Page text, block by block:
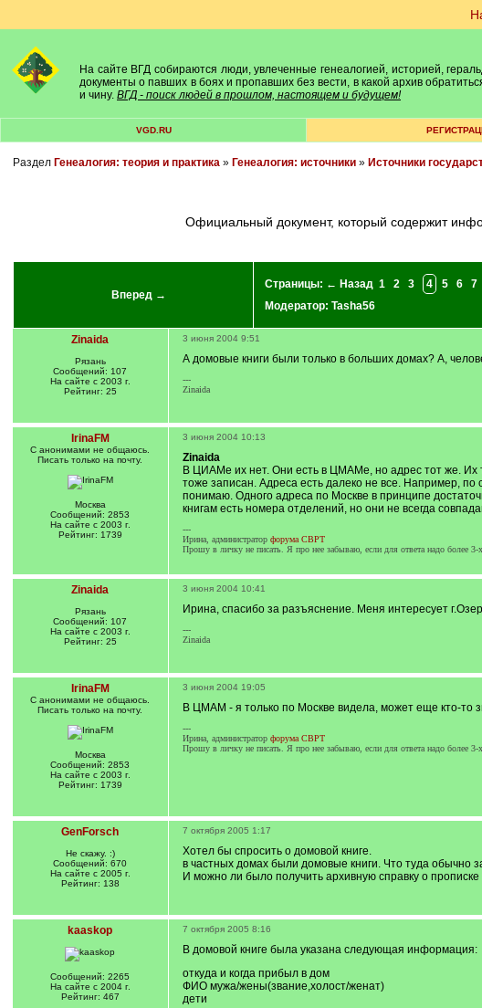
На сайте ВГД собираются люди, увлеченные генеалогией, историей,
документы о павших в боях и пропавших без вести, в какой архив
и чину. ВГД - поиск людей в прошлом, настоящем и будущем!
VGD.RU
Раздел Генеалогия: теория и практика» Генеалогия: источники» Источники
Официальный документ, который содержит
Вперед →
Страницы: ← Назад 1 2 3 4 5 6 7
Модератор: Tasha56
Zinaida
Рязань
Сообщений: 107
На сайте с 2003 г.
Рейтинг: 25
3 июня 2004 9:51
А домовые книги были только в больших домах? А,
---
Zinaida
IrinaFM
С анонимами не общаюсь.
Писать только на почту.
Москва
Сообщений: 2853
На сайте с 2003 г.
Рейтинг: 1739
3 июня 2004 10:13
Zinaida
В ЦИАМе их нет. Они есть в ЦМАМе, но адрес тот же. Их
тоже записан. Адреса есть далеко не все. Например, по
понимаю. Одного адреса по Москве в принципе
книгам есть номера отделений, но они не всегда
---
Ирина, администратор форума СВРТ
Прошу в личку не писать. Я про нее забываю, если для ответа надо более
Zinaida
Рязань
Сообщений: 107
На сайте с 2003 г.
Рейтинг: 25
3 июня 2004 10:41
Ирина, спасибо за разъяснение. Меня интересует
---
Zinaida
IrinaFM
С анонимами не общаюсь.
Писать только на почту.
Москва
Сообщений: 2853
На сайте с 2003 г.
Рейтинг: 1739
3 июня 2004 19:05
В ЦМАМ - я только по Москве видела, может еще кто-то
---
Ирина, администратор форума СВРТ
Прошу в личку не писать. Я про нее забываю, если для ответа надо более
GenForsch
Не скажу. :)
Сообщений: 670
На сайте с 2005 г.
Рейтинг: 138
7 октября 2005 1:17
Хотел бы спросить о домовой книге.
в частных домах были домовые книги. Что туда обычно
И можно ли было получить архивную справку о
kaaskop
Сообщений: 2265
На сайте с 2004 г.
Рейтинг: 467
7 октября 2005 8:16
В домовой книге была указана следующая информация:
откуда и когда прибыл в дом
ФИО мужа/жены(звание,холост/женат)
дети